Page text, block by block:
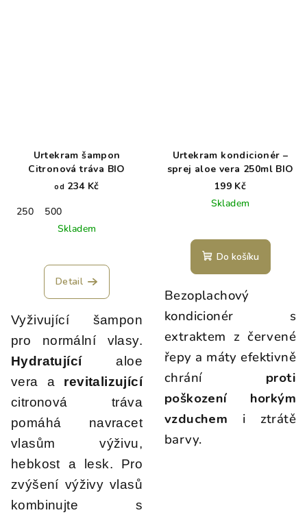
Urtekram šampon
Citronová tráva BIO
od 234 Kč
250
500
Skladem
hodnocení
produktu
5
hvězdiček.
Detail
Vyživující šampon
pro normální vlasy.
Hydratujícíaloe
vera a revitalizující
citronová tráva
pomáhá navracet
vlasům výživu,
hebkost a lesk. Pro
zvýšení výživy vlasů
kombinujte s
Urtekram kondicionér –
sprej aloe vera 250ml BIO
199 Kč
Skladem
Do košíku
Bezoplachový
kondicionér s
extraktem z červené
řepy a máty efektivně
chrání proti
poškození horkým
vzduchem i ztrátě
barvy.